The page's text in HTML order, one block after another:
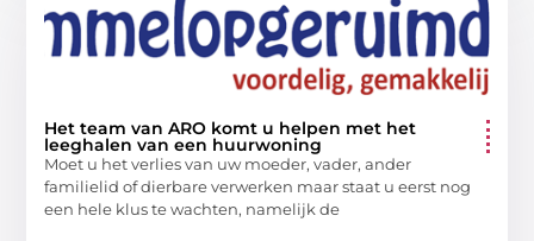
Het team van ARO komt u helpen met het
leeghalen van een huurwoning
Moet u het verlies van uw moeder, vader, ander
familielid of dierbare verwerken maar staat u eerst nog
een hele klus te wachten, namelijk de